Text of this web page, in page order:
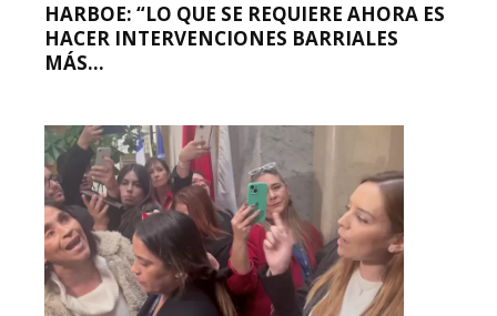
HARBOE: “LO QUE SE REQUIERE AHORA ES
HACER INTERVENCIONES BARRIALES
MÁS...